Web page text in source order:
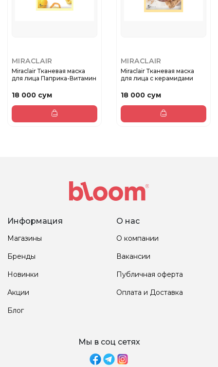
MIRACLAIR
Miraclair Тканевая маска
для лица Паприка-Витамин
18 000 сум
MIRACLAIR
Miraclair Тканевая маска
для лица с керамидами
18 000 сум
Информация
Магазины
Бренды
Новинки
Акции
Блог
О нас
О компании
Вакансии
Публичная оферта
Оплата и Доставка
Мы в соц сетях